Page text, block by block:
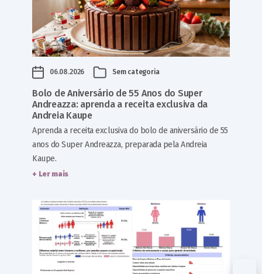
06.08.2026 Sem categoria
Bolo de Aniversário de 55 Anos do Super
Andreazza: aprenda a receita exclusiva da
Andreia Kaupe
Aprenda a receita exclusiva do bolo de aniversário de 55
anos do Super Andreazza, preparada pela Andreia
Kaupe.
+ Ler mais